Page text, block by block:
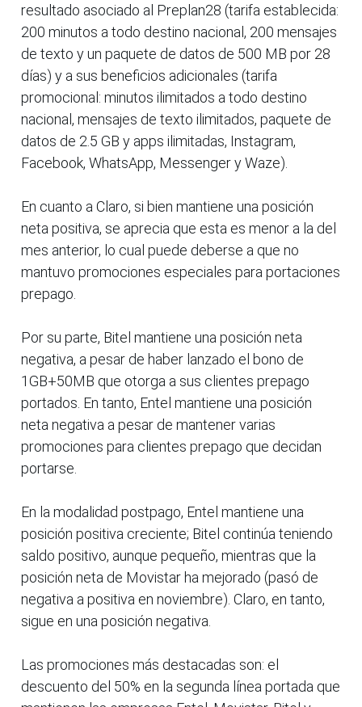
resultado asociado al Preplan28 (tarifa establecida:
200 minutos a todo destino nacional, 200 mensajes
de texto y un paquete de datos de 500 MB por 28
días) y a sus beneficios adicionales (tarifa
promocional: minutos ilimitados a todo destino
nacional, mensajes de texto ilimitados, paquete de
datos de 2.5 GB y apps ilimitadas, Instagram,
Facebook, WhatsApp, Messenger y Waze).
En cuanto a Claro, si bien mantiene una posición
neta positiva, se aprecia que esta es menor a la del
mes anterior, lo cual puede deberse a que no
mantuvo promociones especiales para portaciones
prepago.
Por su parte, Bitel mantiene una posición neta
negativa, a pesar de haber lanzado el bono de
1GB+50MB que otorga a sus clientes prepago
portados. En tanto, Entel mantiene una posición
neta negativa a pesar de mantener varias
promociones para clientes prepago que decidan
portarse.
En la modalidad postpago, Entel mantiene una
posición positiva creciente; Bitel continúa teniendo
saldo positivo, aunque pequeño, mientras que la
posición neta de Movistar ha mejorado (pasó de
negativa a positiva en noviembre). Claro, en tanto,
sigue en una posición negativa.
Las promociones más destacadas son: el
descuento del 50% en la segunda línea portada que